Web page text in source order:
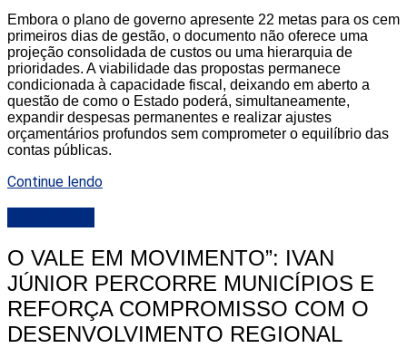
Embora o plano de governo apresente 22 metas para os cem
primeiros dias de gestão, o documento não oferece uma
projeção consolidada de custos ou uma hierarquia de
prioridades. A viabilidade das propostas permanece
condicionada à capacidade fiscal, deixando em aberto a
questão de como o Estado poderá, simultaneamente,
expandir despesas permanentes e realizar ajustes
orçamentários profundos sem comprometer o equilíbrio das
contas públicas.
Continue lendo
O VALE EM MOVIMENTO”: IVAN
JÚNIOR PERCORRE MUNICÍPIOS E
REFORÇA COMPROMISSO COM O
DESENVOLVIMENTO REGIONAL